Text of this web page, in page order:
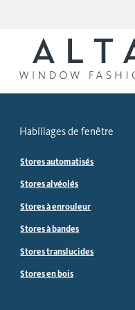
Habillages de fenêtre
Stores automatisés
Stores alvéolés
Stores à enrouleur
Stores à bandes
Stores translucides
Stores en bois